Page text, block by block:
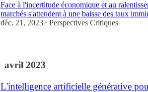
Face à l'incertitude économique et au
marchés s'attendent à une baisse des taux
déc. 21, 2023 • Perspectives Critiques
avril 2023
L'intelligence artificielle générative